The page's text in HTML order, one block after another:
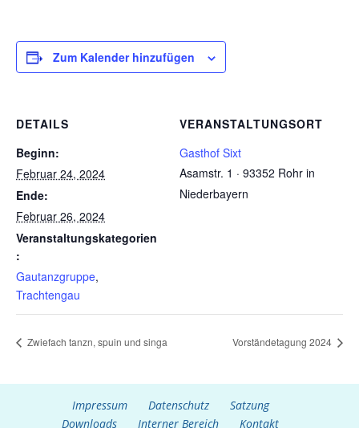
Zum Kalender hinzufügen
DETAILS
Beginn:
Februar 24, 2024
Ende:
Februar 26, 2024
Veranstaltungskategorien
:
Gautanzgruppe,
Trachtengau
VERANSTALTUNGSORT
Gasthof Sixt
Asamstr. 1 · 93352 Rohr in
Niederbayern
Zwiefach tanzn, spuin und singa Vorständetagung 2024
Impressum Datenschutz
Satzung
Downloads
Interner Bereich Kontakt